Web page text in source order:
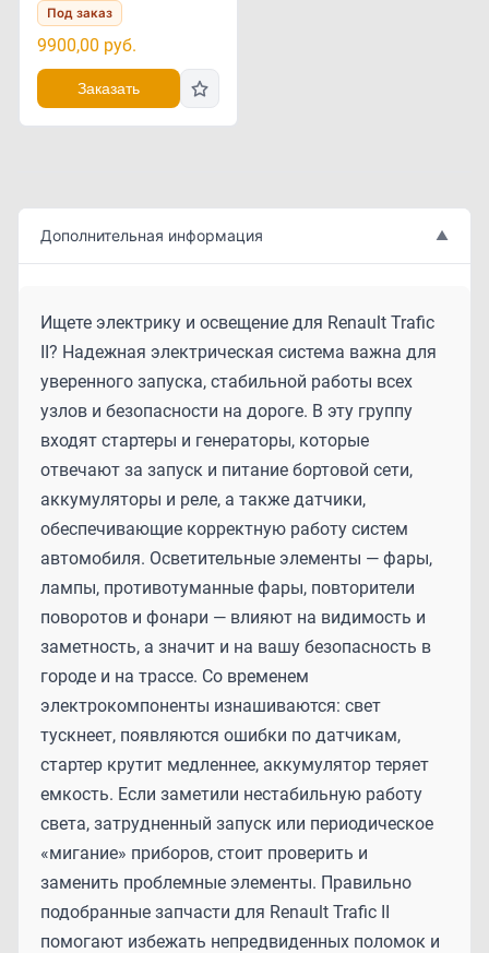
Под заказ
9900,00 руб.
Заказать
Дополнительная информация ▲
Ищете электрику и освещение для Renault Trafic
II? Надежная электрическая система важна для
уверенного запуска, стабильной работы всех
узлов и безопасности на дороге. В эту группу
входят стартеры и генераторы, которые
отвечают за запуск и питание бортовой сети,
аккумуляторы и реле, а также датчики,
обеспечивающие корректную работу систем
автомобиля. Осветительные элементы — фары,
лампы, противотуманные фары, повторители
поворотов и фонари — влияют на видимость и
заметность, а значит и на вашу безопасность в
городе и на трассе. Со временем
электрокомпоненты изнашиваются: свет
тускнеет, появляются ошибки по датчикам,
стартер крутит медленнее, аккумулятор теряет
емкость. Если заметили нестабильную работу
света, затрудненный запуск или периодическое
«мигание» приборов, стоит проверить и
заменить проблемные элементы. Правильно
подобранные запчасти для Renault Trafic II
помогают избежать непредвиденных поломок и